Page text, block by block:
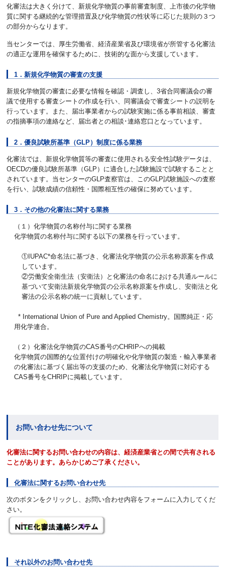
化審法は大きく分けて、新規化学物質の事前審査制度、上市後の化学物
質に関する継続的な管理措置及び化学物質の性状等に応じた規則の３つ
の部分からなります。
当センターでは、厚生労働省、経済産業省及び環境省が所管する化審法
の適正な運用を確保するために、技術的な面から支援しています。
1．新規化学物質の審査の支援
新規化学物質の審査に必要な情報を確認・調査し、3省合同審議会の審
議で使用する審査シートの作成を行い、同審議会で審査シートの説明を
行っています。また、届出事業者からの試験実施に係る事前相談、審査
の指摘事項の連絡など、届出者との相談･連絡窓口となっています。
2．優良試験所基準（GLP）制度に係る業務
化審法では、新規化学物質等の審査に使用される安全性試験データは、
OECDの優良試験所基準（GLP）に適合した試験施設で試験することと
されています。当センターのGLP査察官は、このGLP試験施設への査察
を行い、試験成績の信頼性・国際相互性の確保に努めています。
3．その他の化審法に関する業務
（１）化学物質の名称付与に関する業務
化学物質の名称付与に関する以下の業務を行っています。
①IUPAC*命名法に基づき、化審法化学物質の公示名称原案を作成
しています。
②労働安全衛生法（安衛法）と化審法の命名における共通ルールに
基づいて安衛法新規化学物質の公示名称原案を作成し、安衛法と化
審法の公示名称の統一に貢献しています。
* International Union of Pure and Applied Chemistry。国際純正・応
用化学連合。
（２）化審法化学物質のCAS番号のCHRIPへの掲載
化学物質の国際的な位置付けの明確化や化学物質の製造・輸入事業者
の化審法に基づく届出等の支援のため、化審法化学物質に対応する
CAS番号をCHRIPに掲載しています。
お問い合わせ先について
化審法に関するお問い合わせの内容は、経済産業省との間で共有される
ことがあります。あらかじめご了承ください。
化審法に関するお問い合わせ先
次のボタンをクリックし、お問い合わせ内容をフォームに入力してくだ
さい。
それ以外のお問い合わせ先